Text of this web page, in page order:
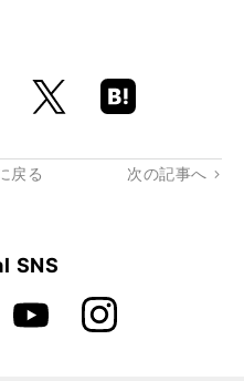
Hatena
Boo
rk
戻る 次の記事へ
SNS
Instagra
m